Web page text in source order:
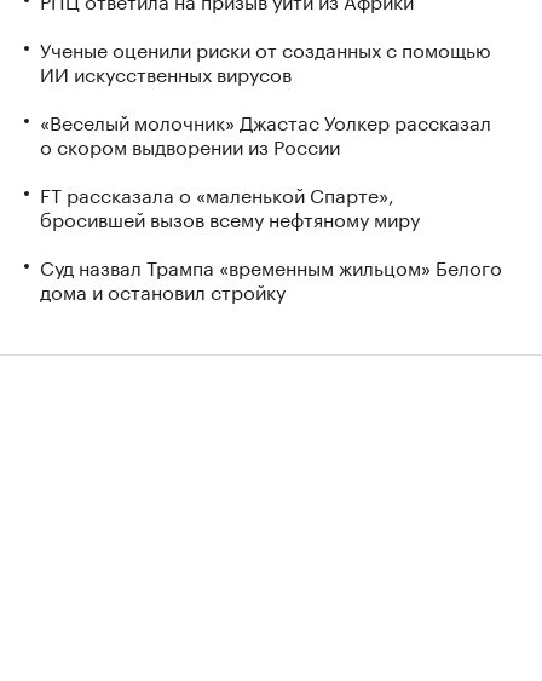
Ученые оценили риски от созданных с помощью
ИИ искусственных вирусов
«Веселый молочник» Джастас Уолкер рассказал
о скором выдворении из России
FT рассказала о «маленькой Спарте»,
бросившей вызов всему нефтяному миру
Суд назвал Трампа «временным жильцом» Белого
дома и остановил стройку